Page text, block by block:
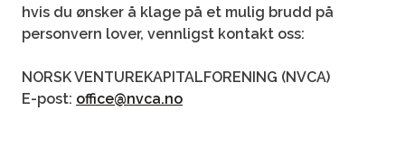
hvis du ønsker å klage på et mulig brudd på
personvern lover, vennligst kontakt oss:
NORSK VENTUREKAPITALFORENING (NVCA)
E-post: office@nvca.no